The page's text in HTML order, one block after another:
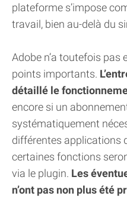
plateforme s’impose
travail, bien au-delà du
Adobe n’a toutefois pas
points importants.
détaillé le
encore si un
systématiquement
différentes applications
certaines fonctions
via le plugin. Les
n’ont pas non plus été